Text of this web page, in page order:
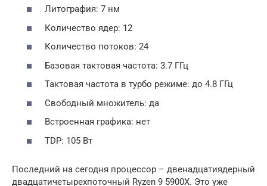
Литография: 7 нм
Количество ядер: 12
Количество потоков: 24
Базовая тактовая частота: 3.7 ГГц
Тактовая частота в турбо режиме: до 4.8 ГГц
Свободный множитель: да
Встроенная графика: нет
TDP: 105 Вт
Последний на сегодня процессор – двенадцатиядерный
двадцатичетырехпоточный Ryzen 9 5900X. Это уже